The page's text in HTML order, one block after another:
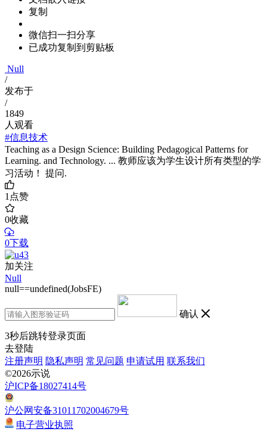
复制
微信扫一扫分享
已成功复制到剪贴板
Null
/
发布于
/
1849
人观看
#信息技术
Teaching as a Design Science: Building Pedagogical Patterns for
Learning. and Technology. ... 教师应该为学生设计所有类型的学
习活动！ 提问.
1点赞
0收藏
0下载
加关注
Null
null==undefined(JobsFE)
确认
3秒后跳转登录页面
去登陆
注册声明 隐私声明 常见问题 申请试用 联系我们
©2026示说
沪ICP备18027414号
沪公网安备31011702004679号
电子营业执照